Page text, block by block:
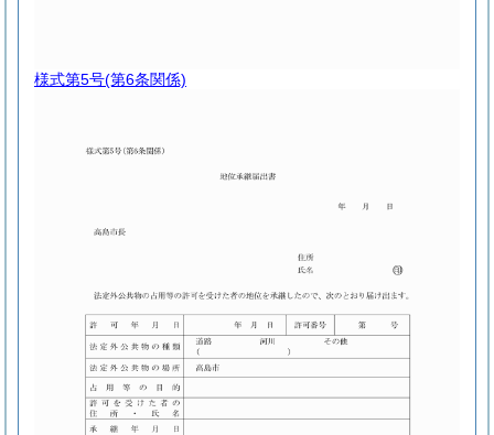
様式第5号(第6条関係)